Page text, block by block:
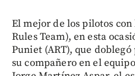
El mejor de los pilotos
Rules Team), en esta
Puniet (ART), que
su compañero en el